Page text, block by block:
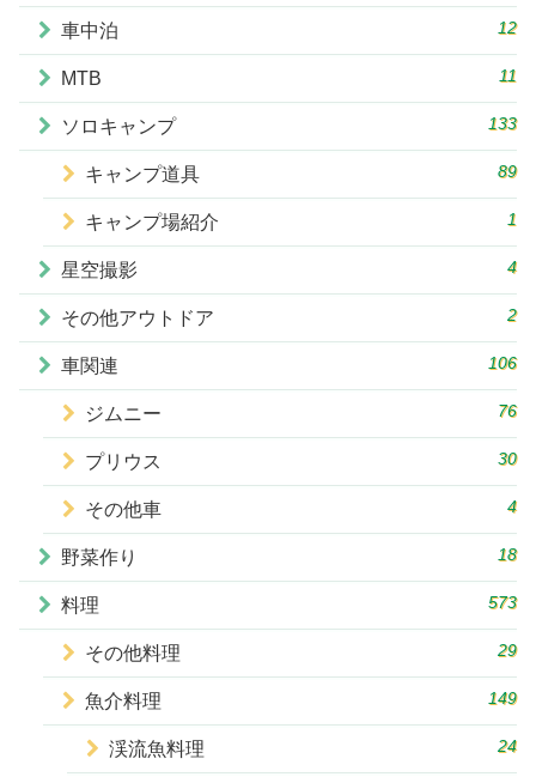
車中泊 12
MTB 11
ソロキャンプ 133
キャンプ道具 89
キャンプ場紹介 1
星空撮影 4
その他アウトドア 2
車関連 106
ジムニー 76
プリウス 30
その他車 4
野菜作り 18
料理 573
その他料理 29
魚介料理 149
渓流魚料理 24